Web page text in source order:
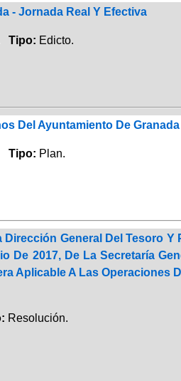
- Jornada Real Y Efectiva
Tipo: Edicto.
Del Ayuntamiento De Granada
Tipo: Plan.
Dirección General Del Tesoro
De 2017, De La Secretaría
Aplicable A Las Operaciones
Resolución.